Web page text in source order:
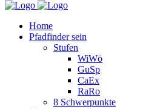
Home
Pfadfinder sein
Stufen
WiWö
GuSp
CaEx
RaRo
8 Schwerpunkte